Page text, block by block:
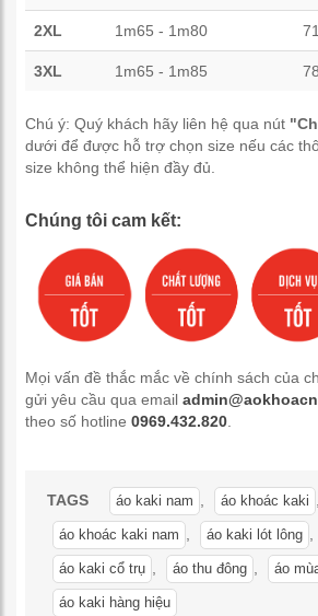
2XL 1m65 - 1m80
3XL 1m65 - 1m85
Chú ý: Quý khách hãy liên hệ qua nút
dưới để được hỗ trợ chọn size nếu các
size không thể hiện đầy đủ.
Chúng tôi cam kết:
Mọi vấn đề thắc mắc về chính sách của
gửi yêu cầu qua email
theo số hotline 0969.432.820
TAGS áo kaki nam áo khoác kaki
áo khoác kaki nam áo kaki lót lông
áo kaki cổ trụ áo thu đông áo
áo kaki hàng hiệu